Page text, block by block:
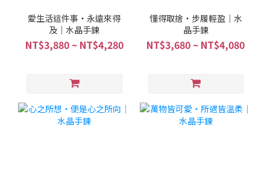
愛生活這件事・永遠來得
及｜水晶手鍊
NT$3,880 ~ NT$4,280
懂得取捨・步履輕盈｜水
晶手鍊
NT$3,680 ~ NT$4,080